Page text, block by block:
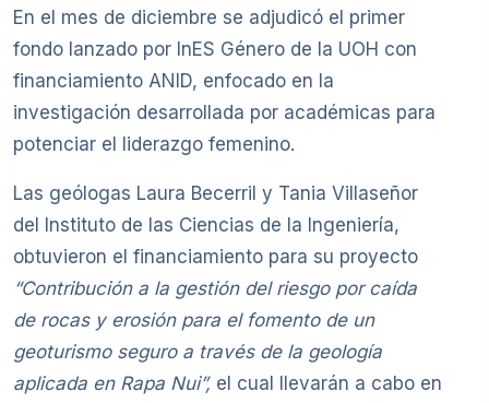
En el mes de diciembre se adjudicó el primer
fondo lanzado por InES Género de la UOH con
financiamiento ANID, enfocado en la
investigación desarrollada por académicas para
potenciar el liderazgo femenino.
Las geólogas Laura Becerril y Tania Villaseñor
del Instituto de las Ciencias de la Ingeniería,
obtuvieron el financiamiento para su proyecto
“Contribución a la gestión del riesgo por caída
de rocas y erosión para el fomento de un
geoturismo seguro a través de la geología
aplicada en Rapa Nui”, el cual llevarán a cabo en